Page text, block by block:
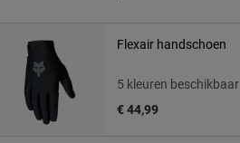
Flexair handschoen
5 kleuren beschikbaar
€ 44,99